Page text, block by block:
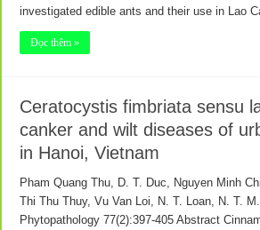
investigated edible ants and their use in Lao
Đọc thêm »
Ceratocystis fimbriata sensu
canker and wilt diseases of
in Hanoi, Vietnam
Pham Quang Thu, D. T. Duc, Nguyen Minh
Thi Thu Thuy, Vu Van Loi, N. T. Loan, N. T.
Phytopathology 77(2):397-405 Abstract